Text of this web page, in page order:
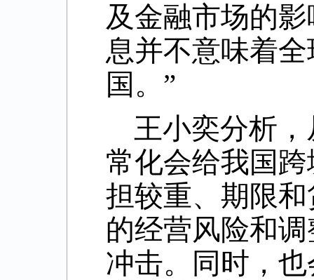
及金融市场的
息并不意味着
国。”
王小奕分析
常化会给我国
担较重、期限
的经营风险和
冲击。同时，